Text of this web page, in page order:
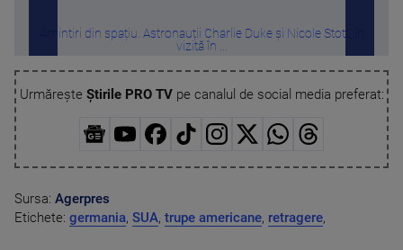
Amintiri din spațiu. Astronauții Charlie Duke și Nicole Stott, în
vizită în ...
Urmărește Știrile PRO TVpe canalul de social media preferat:
Sursa: Agerpres
Etichete: germania, SUA, trupe americane, retragere,